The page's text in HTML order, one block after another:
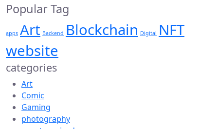
Popular Tag
apps Art Backend Blockchain Digital NFT
website
categories
Art
Comic
Gaming
photography